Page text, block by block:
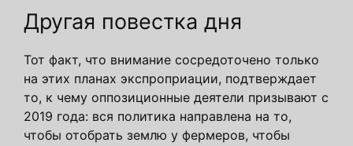
Другая повестка дня
Тот факт, что внимание сосредоточено только
на этих планах экспроприации, подтверждает
то, к чему оппозиционные деятели призывают с
2019 года: вся политика направлена на то,
чтобы отобрать землю у фермеров, чтобы